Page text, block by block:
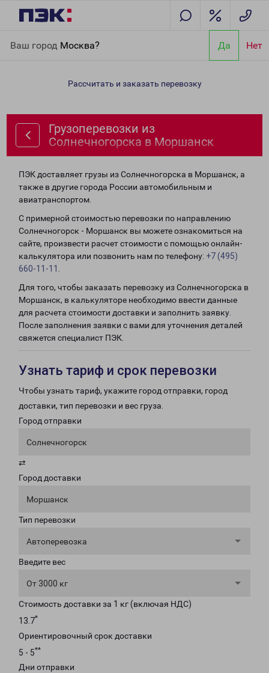
Ваш город Москва? Да Нет
Моршанск
Рассчитать и заказать перевозку
Грузоперевозки из
Солнечногорска в Моршанск
ПЭК доставляет грузы из Солнечногорска в Моршанск, а
также в другие города России автомобильным и
авиатранспортом.
С примерной стоимостью перевозки по направлению
Солнечногорск - Моршанск вы можете ознакомиться на
сайте, произвести расчет стоимости с помощью онлайн-
калькулятора или позвонить нам по телефону: +7 (495)
660-11-11
Для того, чтобы заказать перевозку из Солнечногорска в
Моршанск, в калькуляторе необходимо ввести данные
для расчета стоимости доставки и заполнить заявку.
После заполнения заявки с вами для уточнения деталей
свяжется специалист ПЭК.
Узнать тариф и срок перевозки
Чтобы узнать тариф, укажите город отправки, город
доставки, тип перевозки и вес груза.
Город отправки
Солнечногорск
⇄
Город доставки
Моршанск
Тип перевозки
Автоперевозка
Введите вес
От 3000 кг
Стоимость доставки за 1 кг (включая НДС)
13.7*
Ориентировочный срок доставки
5 - 5**
Дни отправки